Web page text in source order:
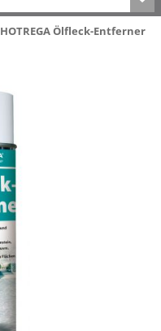
HOTREGA Ölfleck-Entferner